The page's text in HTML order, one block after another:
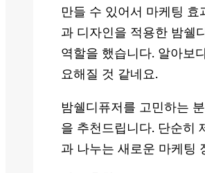
만들 수 있어서 마케팅
과 디자인을 적용한 밤쉘
역할을 했습니다. 알아보
요해질 것 같네요.
밤쉘디퓨저를 고민하는
을 추천드립니다. 단순히
과 나누는 새로운 마케팅